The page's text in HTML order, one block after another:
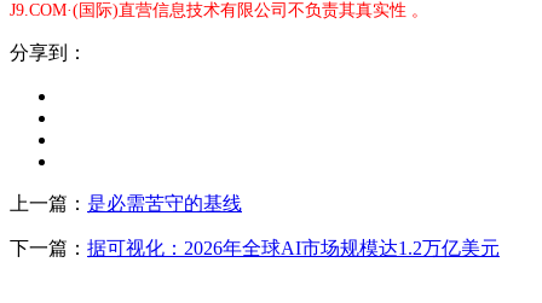
J9.COM·(国际)直营信息技术有限公司不负责其真实性 。
分享到：
上一篇： 是必需苦守的基线
下一篇： 据可视化：2026年全球AI市场规模达1.2万亿美元